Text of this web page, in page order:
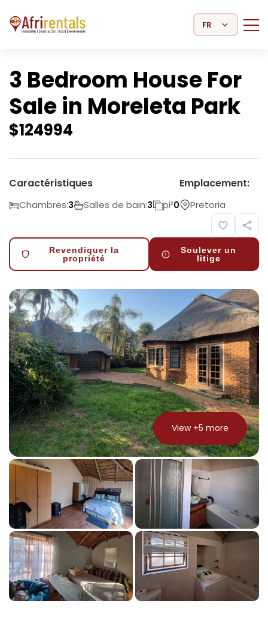
Select Language
3 Bedroom House For
Sale in Moreleta Park
$124994
Caractéristiques
Chambres:3 Salles de bain:3 pi²0
Emplacement:
Pretoria
Revendiquer la
propriété
Soulever un
litige
View +5 more